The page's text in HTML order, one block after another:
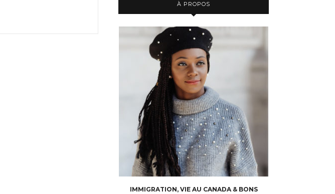
À PROPOS
IMMIGRATION, VIE AU CANADA & BONS